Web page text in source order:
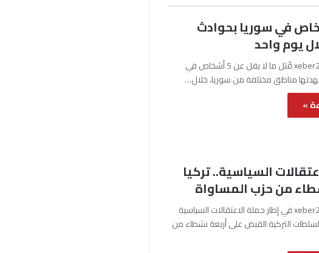
5 أشخاص في سوريا بحوادث
يوم واحد
آفرين علو ـ xeber24.net قُتل ما لا يقل عن 5 أشخاص في
مناطق مختلفة من سوريا، خلال…
»
السياسية.. تركيا
آفرين علو ـ xeber24.net في إطار حملة الاعتقالات السياسية
التركية القبض على أربعة نشطاء من